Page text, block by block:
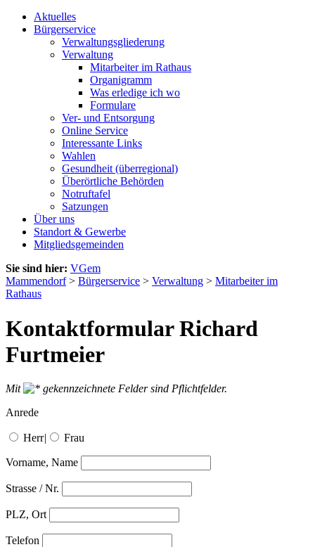
Aktuelles
Bürgerservice
Verwaltungsgliederung
Verwaltung
Mitarbeiter im Rathaus
Organigramm
Was erledige ich wo
Formulare
Ver- und Entsorgung
Online Service
Interessante Links
Wahlen
Gesundheit (überregional)
Überörtliche Behörden
Notruftafel
Satzungen
Über uns
Standort & Gewerbe
Mitgliedsgemeinden
Sie sind hier: VGem
Mammendorf> Bürgerservice > Verwaltung > Mitarbeiter im
Rathaus
Kontaktformular Richard
Furtmeier
Mit
gekennzeichnete Felder sind Pflichtfelder.
Anrede
Herr| Frau
Vorname, Name
Strasse / Nr.
PLZ, Ort
Telefon